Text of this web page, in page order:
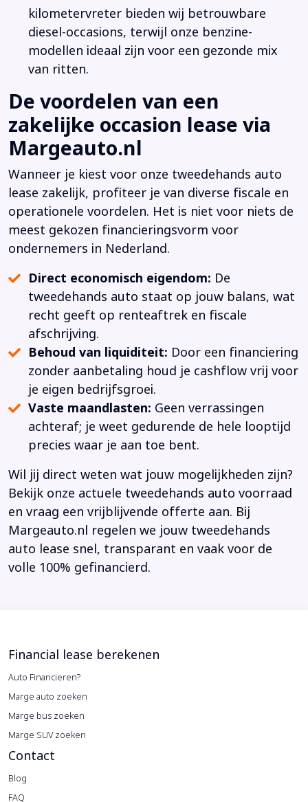
kilometervreter bieden wij betrouwbare
diesel-occasions, terwijl onze benzine-
modellen ideaal zijn voor een gezonde mix
van ritten.
De voordelen van een
zakelijke occasion lease via
Margeauto.nl
Wanneer je kiest voor onze tweedehands auto
lease zakelijk, profiteer je van diverse fiscale en
operationele voordelen. Het is niet voor niets de
meest gekozen financieringsvorm voor
ondernemers in Nederland.
Direct economisch eigendom: De
tweedehands auto staat op jouw balans, wat
recht geeft op renteaftrek en fiscale
afschrijving.
Behoud van liquiditeit: Door een financiering
zonder aanbetaling houd je cashflow vrij voor
je eigen bedrijfsgroei.
Vaste maandlasten: Geen verrassingen
achteraf; je weet gedurende de hele looptijd
precies waar je aan toe bent.
Wil jij direct weten wat jouw mogelijkheden zijn?
Bekijk onze actuele tweedehands auto voorraad
en vraag een vrijblijvende offerte aan. Bij
Margeauto.nl regelen we jouw tweedehands
auto lease snel, transparant en vaak voor de
volle 100% gefinancierd.
Financial lease berekenen
Auto Financieren?
Marge auto zoeken
Marge bus zoeken
Marge SUV zoeken
Contact
Blog
FAQ